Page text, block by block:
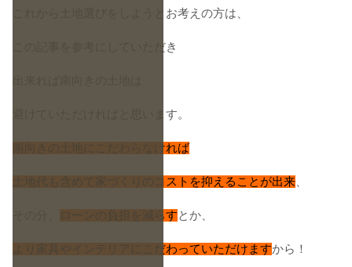
これから土地選びをしようとお考えの方は、
この記事を参考にしていただき
避けていただければと思います。
南向きの土地にこだわらなければ
土地代も含めて家づくりのコストを抑えることが出来
ローンの負担を減らすとか、
より家具やインテリアにこだわっていただけますから！